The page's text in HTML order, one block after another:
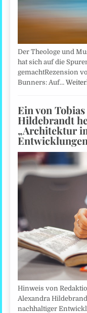
Der Theologe und
hat sich auf die
gemachtRezension
Bunners: Auf…
Ein von
Hildebrandt
„Architektur
Hinweis von
Alexandra
nachhaltiger